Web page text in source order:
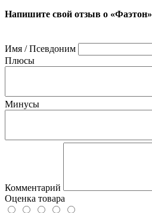
Напишите свой отзыв о «Фаэтон»
Имя / Псевдоним
Плюсы
Минусы
Комментарий
Оценка товара